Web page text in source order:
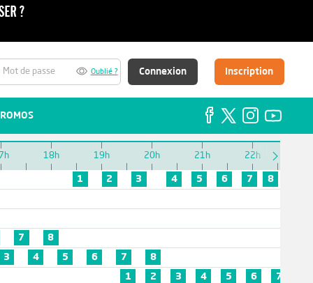
Oublié ? Connexion Inscription
18h 19h 20h 21h 22h
1 2 3 4 5 6 7
8
7
8
3 4 5 6 7
8
1
2 3 4 5 6 7